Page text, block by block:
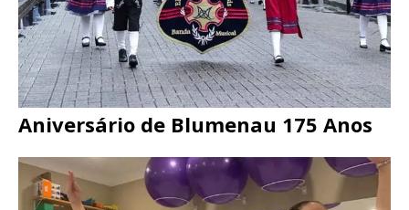
Aniversário de Blumenau 175 Anos